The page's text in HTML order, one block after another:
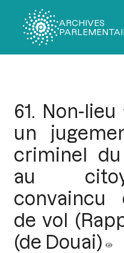
ARCHIVES
61. Non-
un
criminel
au
convaincu
de vol
(de Douai)